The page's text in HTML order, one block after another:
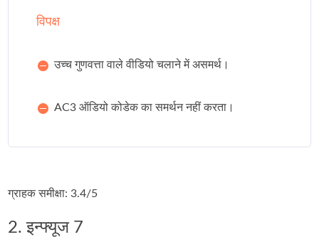
विपक्ष
उच्च गुणवत्ता वाले वीडियो चलाने में असमर्थ।
AC3 ऑडियो कोडेक का समर्थन नहीं करता।
ग्राहक समीक्षा: 3.4/5
2. इन्फ्यूज 7